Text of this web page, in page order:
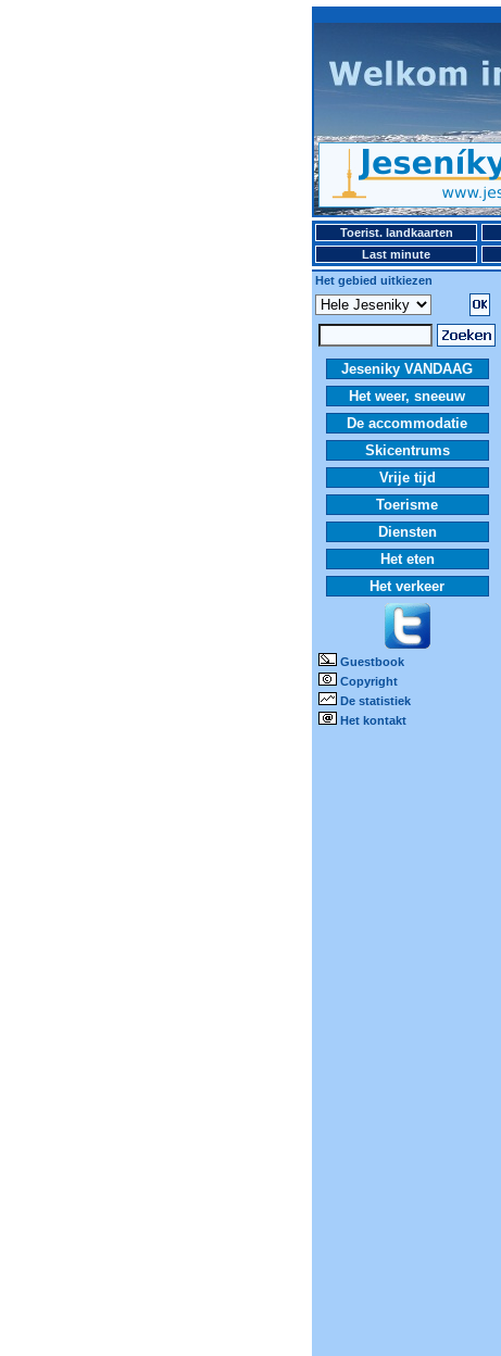
Toerist. landkaarten
Last minute
Het gebied uitkiezen
Jeseniky VANDAAG
Het weer, sneeuw
De accommodatie
Skicentrums
Vrije tijd
Toerisme
Diensten
Het eten
Het verkeer
Guestbook
Copyright
De statistiek
Het kontakt